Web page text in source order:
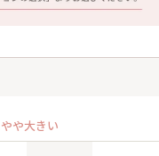
やや大きい